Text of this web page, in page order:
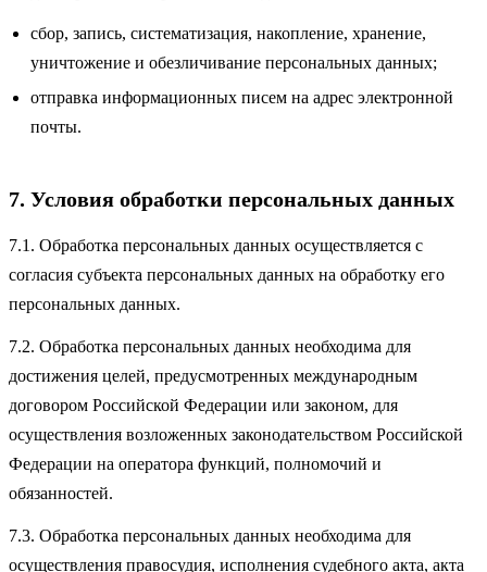
сбор, запись, систематизация, накопление, хранение,
уничтожение и обезличивание персональных данных;
отправка информационных писем на адрес электронной
почты.
7. Условия обработки персональных данных
7.1. Обработка персональных данных осуществляется с
согласия субъекта персональных данных на обработку его
персональных данных.
7.2. Обработка персональных данных необходима для
достижения целей, предусмотренных международным
договором Российской Федерации или законом, для
осуществления возложенных законодательством Российской
Федерации на оператора функций, полномочий и
обязанностей.
7.3. Обработка персональных данных необходима для
осуществления правосудия, исполнения судебного акта, акта